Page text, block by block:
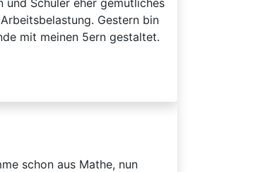
und Schüler eher gemütliches
Gestern bin
mit meinen 5ern gestaltet.
schon aus Mathe, nun